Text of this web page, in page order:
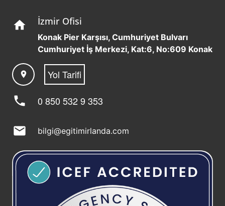
home İzmir Ofisi
Konak Pier Karşısı, Cumhuriyet Bulvarı
Cumhuriyet İş Merkezi, Kat:6, No:609 Konak
location_on Yol Tarifi
phone 0 850 532 9 353
mail bilgi@egitimirlanda.com